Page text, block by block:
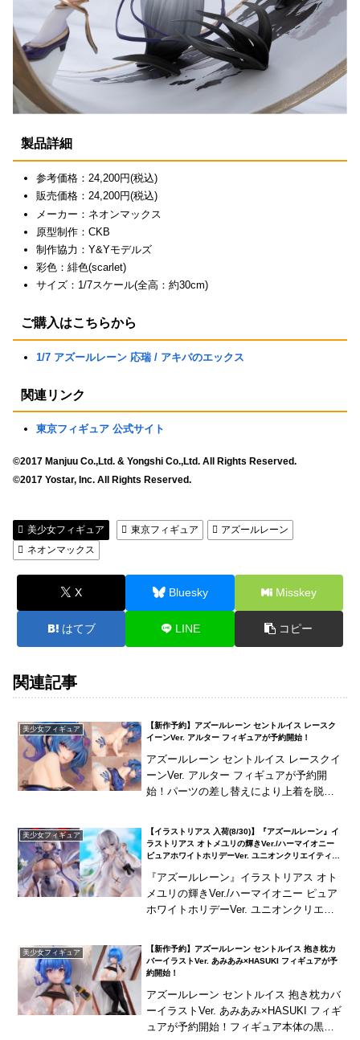
製品詳細
参考価格：24,200円(税込)
販売価格：24,200円(税込)
メーカー：ネオンマックス
原型制作：CKB
制作協力：Y&Yモデルズ
彩色：緋色(scarlet)
サイズ：1/7スケール(全高：約30cm)
ご購入はこちらから
1/7 アズールレーン 応瑞 / アキバのエックス
関連リンク
東京フィギュア 公式サイト
©2017 Manjuu Co.,Ltd. & Yongshi Co.,Ltd. All Rights Reserved.
©2017 Yostar, Inc. All Rights Reserved.
美少女フィギュア 東京フィギュア
アズールレーン
ネオンマックス
X Bluesky Misskey
はてブ LINE コピー
関連記事
美少女フィギュア
【新作予約】アズールレーン セントルイス レースク
イーンVer. アルター フィギュアが予約開始！
アズールレーン セントルイス レースクイ
ーンVer. アルター フィギュアが予約開
始！パーツの差し替えにより上着を脱い
美少女フィギュア
【イラストリアス 入荷(8/30)】『アズールレーン』イ
ラストリアス オトメユリの輝きVer./ハーマイオニー
ピュアホワイトホリデーVer. ユニオンクリエイティブ
『アズールレーン』イラストリアス オト
メユリの輝きVer./ハーマイオニー ピュア
ホワイトホリデーVer. ユニオンクリエイ
「イ...
美少女フィギュア
【新作予約】アズールレーン セントルイス 抱き枕カ
バーイラストVer. あみあみ×HASUKI フィギュアが予
約開始！
アズールレーン セントルイス 抱き枕カバ
ーイラストVer. あみあみ×HASUKI フィギ
ュアが予約開始！フィギュア本体の黒タ